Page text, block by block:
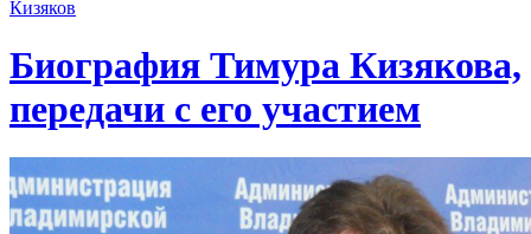
Кизяков
Биография Тимура Кизякова,
передачи с его участием